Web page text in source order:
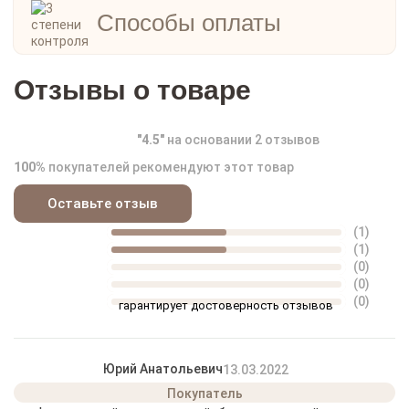
Способы оплаты
Отзывы о товаре
"4.5" на основании 2 отзывов
100% покупателей рекомендуют этот товар
Оставьте отзыв
(1)
(1)
(0)
(0)
(0)
гарантирует достоверность отзывов
Юрий Анатольевич13.03.2022